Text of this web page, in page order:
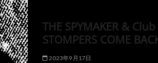
THE SPYMAKER &
STOMPERS COME
2023年9月17日